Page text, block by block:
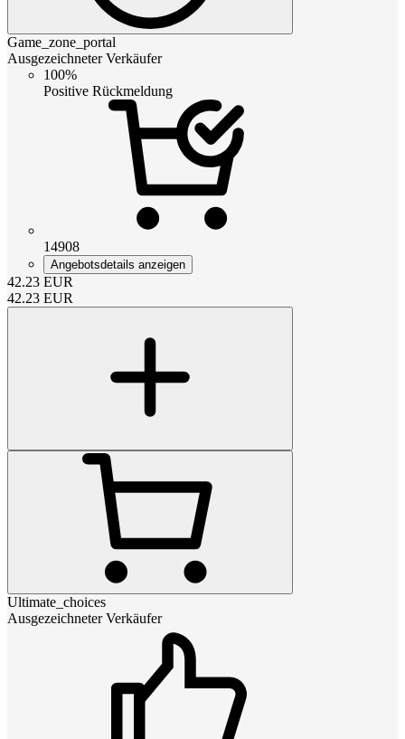
Game_zone_portal
Ausgezeichneter Verkäufer
100%
Positive Rückmeldung
14908
Angebotsdetails anzeigen
42.23 EUR
42.23 EUR
Ultimate_choices
Ausgezeichneter Verkäufer